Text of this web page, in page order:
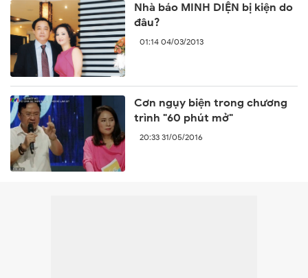
Nhà báo MINH DIỆN bị kiện do
đâu?
01:14 04/03/2013
Cơn ngụy biện trong chương
trình "60 phút mở"
20:33 31/05/2016